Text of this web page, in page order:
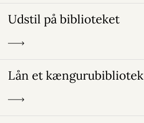
Udstil på biblioteket
Lån et kængurubibliotek